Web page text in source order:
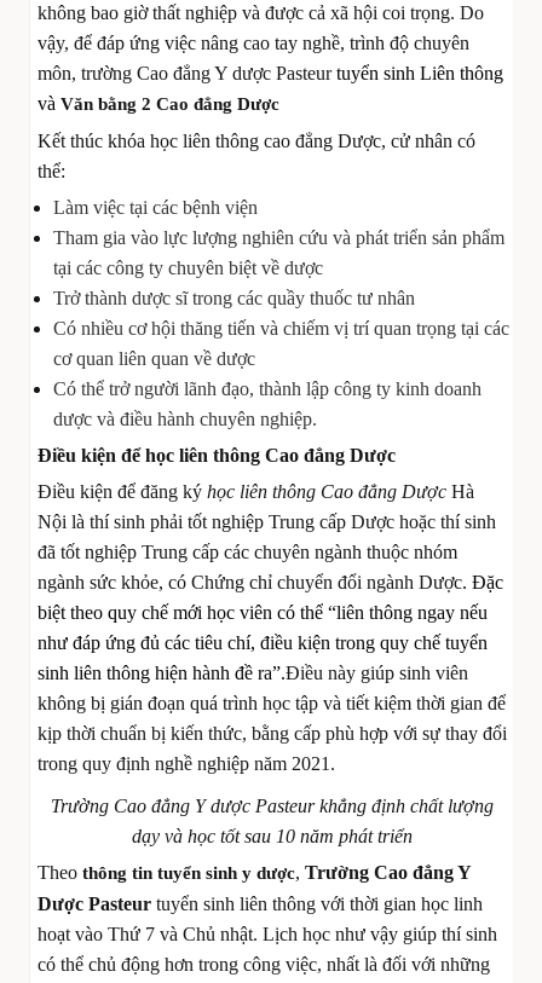
không bao giờ thất nghiệp và được cả xã hội coi trọng. Do
vậy, để đáp ứng việc nâng cao tay nghề, trình độ chuyên
môn, trường Cao đẳng Y dược Pasteurtuyển sinh Liên thông
và Văn bằng 2 Cao đẳng Dược
Kết thúc khóa học liên thông cao đẳng Dược, cử nhân có
thể:
Làm việc tại các bệnh viện
Tham gia vào lực lượng nghiên cứu và phát triển sản phẩm
tại các công ty chuyên biệt về dược
Trở thành dược sĩ trong các quầy thuốc tư nhân
Có nhiều cơ hội thăng tiến và chiếm vị trí quan trọng tại các
cơ quan liên quan về dược
Có thể trở người lãnh đạo, thành lập công ty kinh doanh
dược và điều hành chuyên nghiệp.
Điều kiện để học liên thông Cao đẳng Dược
Điều kiện để đăng ký học liên thông Cao đẳng Dược Hà
Nội là thí sinh phải tốt nghiệp Trung cấp Dược hoặc thí sinh
đã tốt nghiệp Trung cấp các chuyên ngành thuộc nhóm
ngành sức khỏe, có Chứng chỉ chuyển đổi ngành Dược. Đặc
biệt theo quy chế mới học viên có thể “liên thông ngay nếu
như đáp ứng đủ các tiêu chí, điều kiện trong quy chế tuyển
sinh liên thông hiện hành đề ra”.Điều này giúp sinh viên
không bị gián đoạn quá trình học tập và tiết kiệm thời gian để
kịp thời chuẩn bị kiến thức, bằng cấp phù hợp với sự thay đổi
trong quy định nghề nghiệp năm 2021.
Trường Cao đẳng Y dược Pasteur khẳng định chất lượng
dạy và học tốt sau 10 năm phát triển
Theo thông tin tuyển sinh y dược, Trường Cao đẳng Y
Dược Pasteur tuyển sinh liên thông với thời gian học linh
hoạt vào Thứ 7 và Chủ nhật. Lịch học như vậy giúp thí sinh
có thể chủ động hơn trong công việc, nhất là đối với những